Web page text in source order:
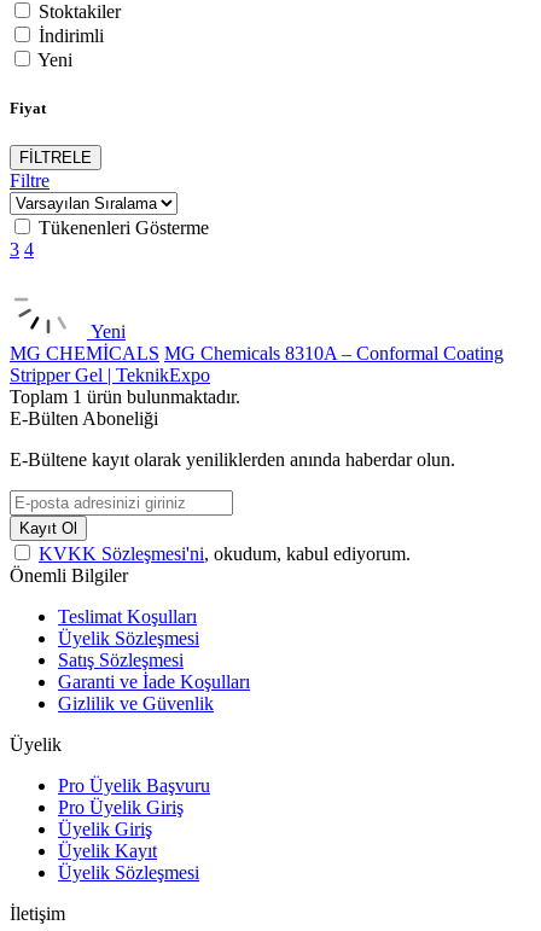
Stoktakiler
İndirimli
Yeni
Fiyat
FİLTRELE
Filtre
Tükenenleri Gösterme
3 4
Yeni
MG CHEMİCALS MG Chemicals 8310A – Conformal Coating
Stripper Gel | TeknikExpo
Toplam 1 ürün bulunmaktadır.
E-Bülten Aboneliği
E-Bültene kayıt olarak yeniliklerden anında haberdar olun.
Kayıt Ol
KVKK Sözleşmesi'ni, okudum, kabul ediyorum.
Önemli Bilgiler
Teslimat Koşulları
Üyelik Sözleşmesi
Satış Sözleşmesi
Garanti ve İade Koşulları
Gizlilik ve Güvenlik
Üyelik
Pro Üyelik Başvuru
Pro Üyelik Giriş
Üyelik Giriş
Üyelik Kayıt
Üyelik Sözleşmesi
İletişim